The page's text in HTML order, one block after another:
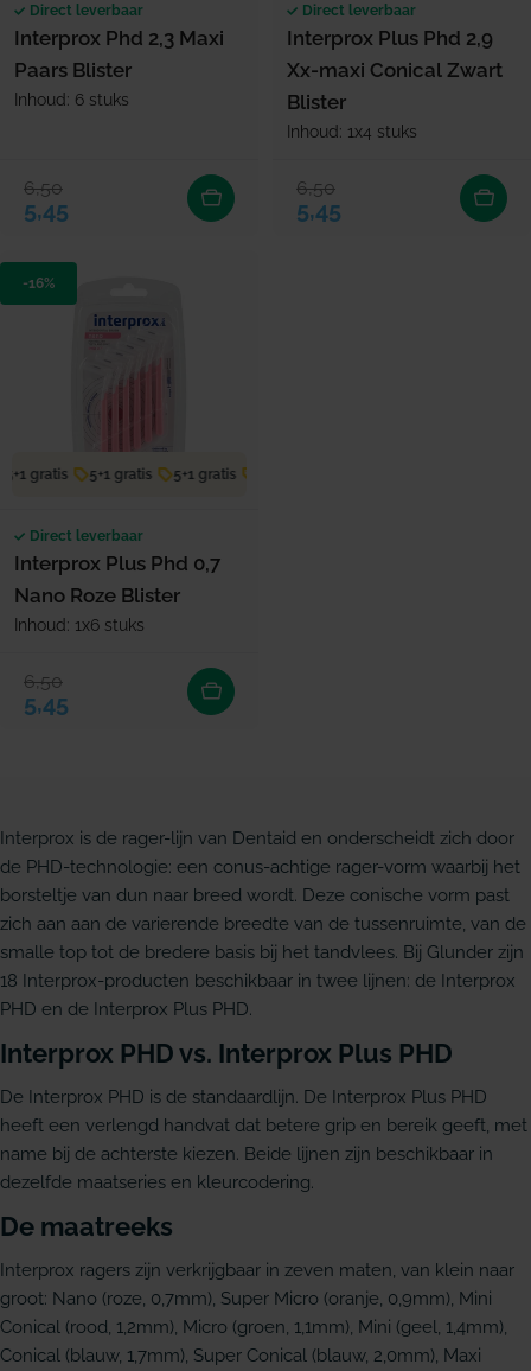
Direct leverbaar
Interprox Phd 2,3 Maxi
Paars Blister
Inhoud: 6 stuks
Verkoopprijs
5,45
Normale prijs
6,50
Direct leverbaar
Interprox Plus Phd 2,9
Xx-maxi Conical Zwart
Blister
Inhoud: 1x4 stuks
Verkoopprijs
5,45
Normale prijs
6,50
-16%
gratis 5+1 gratis 5+1 gratis
Direct leverbaar
Interprox Plus Phd 0,7
Nano Roze Blister
Inhoud: 1x6 stuks
Verkoopprijs
5,45
Normale prijs
6,50
Interprox is de rager-lijn van Dentaid en onderscheidt zich door
de PHD-technologie: een conus-achtige rager-vorm waarbij het
borsteltje van dun naar breed wordt. Deze conische vorm past
zich aan aan de varierende breedte van de tussenruimte, van de
smalle top tot de bredere basis bij het tandvlees. Bij Glunder zijn
18 Interprox-producten beschikbaar in twee lijnen: de Interprox
PHD en de Interprox Plus PHD.
Interprox PHD vs. Interprox Plus PHD
De Interprox PHD is de standaardlijn. De Interprox Plus PHD
heeft een verlengd handvat dat betere grip en bereik geeft, met
name bij de achterste kiezen. Beide lijnen zijn beschikbaar in
dezelfde maatseries en kleurcodering.
De maatreeks
Interprox ragers zijn verkrijgbaar in zeven maten, van klein naar
groot: Nano (roze, 0,7mm), Super Micro (oranje, 0,9mm), Mini
Conical (rood, 1,2mm), Micro (groen, 1,1mm), Mini (geel, 1,4mm),
Conical (blauw, 1,7mm), Super Conical (blauw, 2,0mm), Maxi